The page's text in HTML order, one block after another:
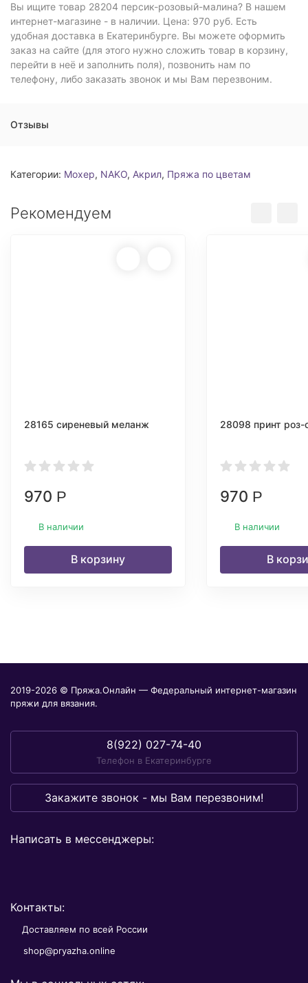
Вы ищите товар 28204 персик-розовый-малина? В нашем
интернет-магазине - в наличии. Цена: 970 руб. Есть
удобная доставка в Екатеринбурге. Вы можете оформить
заказ на сайте (для этого нужно сложить товар в корзину,
перейти в неё и заполнить поля), позвонить нам по
телефону, либо заказать звонок и мы Вам перезвоним.
Отзывы
Категории: Мохер, NAKO, Акрил, Пряжа по цветам
Рекомендуем
28165 сиреневый меланж
970 Р
В наличии
В корзину
28098 принт
970 Р
В наличии
В
2019-2026 © Пряжа.Онлайн — Федеральный интернет-магазин
пряжи для вязания.
8(922) 027-74-40
Телефон в Екатеринбурге
Закажите звонок - мы Вам перезвоним!
Написать в мессенджеры:
Контакты:
Доставляем по всей России
shop@pryazha.online